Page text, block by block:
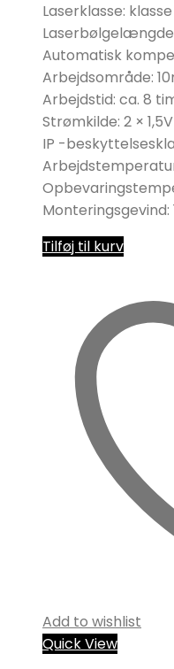
Laserklasse:
Automatisk
Arbejdsområde:
Arbejdstid: ca. 8
Strømkilde: 2 ×
IP -
Monteringsgevind:
Tilføj til kurv
Add to wishlist
Quick View